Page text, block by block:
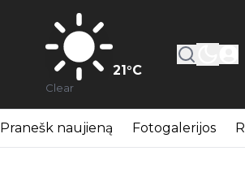
21°C
Clear
Pranešk naujieną Fotogalerijos